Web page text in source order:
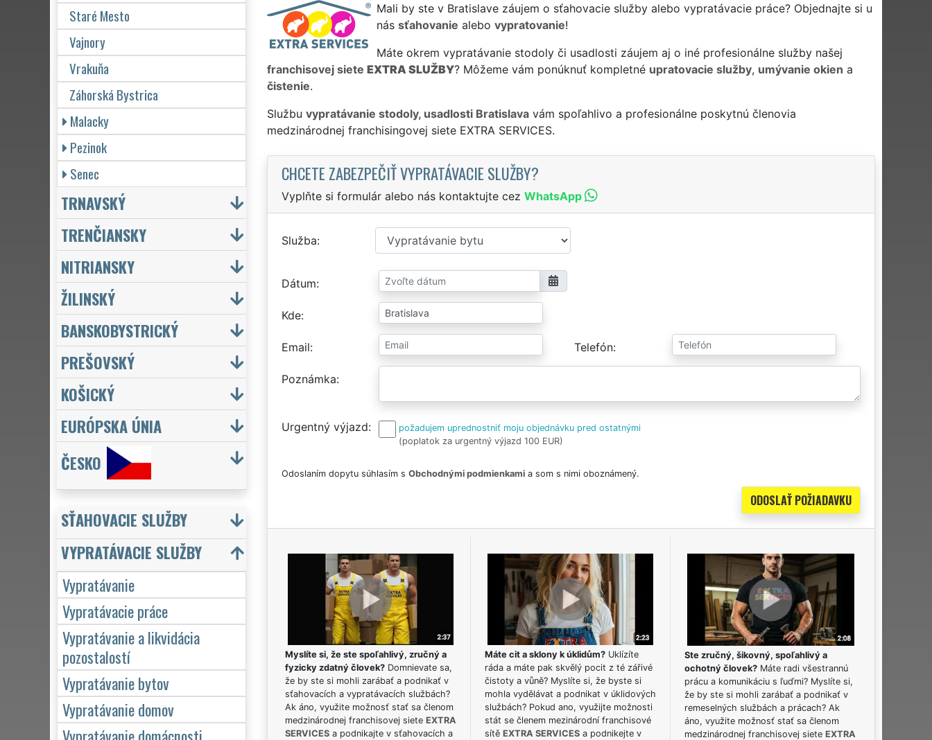
Mali by ste v Bratislave záujem o sťahovacie služby alebo vypratávacie práce? Objednajte si u
nás sťahovanie alebo vypratovanie!
Máte okrem vypratávanie stodoly či usadlosti záujem aj o iné profesionálne služby našej
franchisovej siete EXTRA SLUŽBY? Môžeme vám ponúknuť kompletné upratovacie služby, umývanie okien a
čistenie.
Službu vypratávanie stodoly, usadlosti Bratislavavám spoľahlivo a profesionálne poskytnú členovia
medzinárodnej franchisingovej siete EXTRA SERVICES.
CHCETE ZABEZPEČIŤ VYPRATÁVACIE SLUŽBY?
Vyplňte si formulár alebo nás kontaktujte cez WhatsApp
Služba
Dátum
Kde
Email Telefón
Poznámka
Urgentný výjazd
požadujem uprednostniť moju objednávku pred ostatnými
(poplatok za urgentný výjazd 100 EUR)
Odoslaním dopytu súhlasím s Obchodnými podmienkamia som s nimi oboznámený.
Myslíte si, že ste spoľahlivý, zručný a
fyzicky zdatný človek?Domnievate sa,
že by ste si mohli zarábať a podnikať v
sťahovacích a vypratávacích službách?
Ak áno, využite možnosť stať sa členom
medzinárodnej franchisovej siete EXTRA
SERVICESa podnikajte v sťahovacích a
Máte cit a sklony k úklidům?Uklízíte
ráda a máte pak skvělý pocit z té zářivé
čistoty a vůně? Myslíte si, že byste si
mohla vydělávat a podnikat v úklidových
službách? Pokud ano, využijte možnosti
stát se členem mezinárodní franchisové
sítě EXTRA SERVICESa podnikejte v
Ste zručný, šikovný, spoľahlivý a
ochotný človek? Máte radi všestrannú
prácu a komunikáciu s ľuďmi? Myslíte si,
že by ste si mohli zarábať a podnikať v
remeselných službách a prácach? Ak
áno, využite možnosť stať sa členom
medzinárodnej franchisovej siete EXTRA
Staré Mesto
Vajnory
Vrakuňa
Záhorská Bystrica
Malacky
Pezinok
Senec
TRNAVSKÝ
TRENČIANSKY
NITRIANSKY
ŽILINSKÝ
BANSKOBYSTRICKÝ
PREŠOVSKÝ
KOŠICKÝ
EURÓPSKA ÚNIA
ČESKO
SŤAHOVACIE SLUŽBY
VYPRATÁVACIE SLUŽBY
Vypratávanie
Vypratávacie práce
Vypratávanie a likvidácia
pozostalostí
Vypratávanie bytov
Vypratávanie domov
Vypratávanie domácnosti